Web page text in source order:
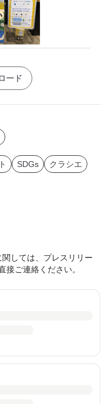
ード
SDGs
クラシエ
しては、プレスリリー
接ご連絡ください。